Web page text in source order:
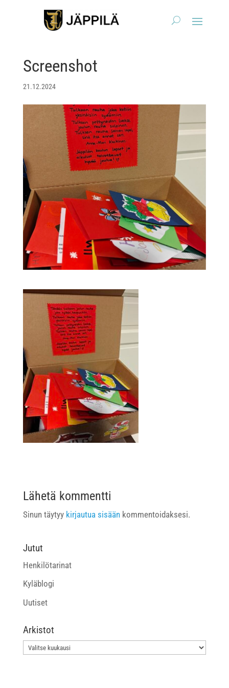
Screenshot
21.12.2024
Lähetä kommentti
Sinun täytyy kirjautua sisäänkommentoidaksesi.
Jutut
Henkilötarinat
Kyläblogi
Uutiset
Arkistot
Arkistot